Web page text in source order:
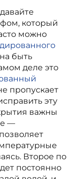
который
можно
быть
деле это
пропускает
эту
важны
—
Второе по
постоянно